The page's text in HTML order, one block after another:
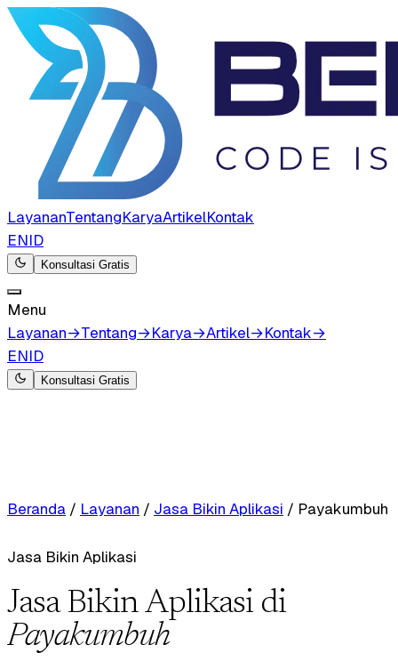
LayananTentangKaryaArtikelKontak
ENID
Konsultasi Gratis
Menu
Layanan→Tentang→Karya→Artikel→Kontak→
ENID
Konsultasi Gratis
Beranda / Layanan / Jasa Bikin Aplikasi / Payakumbuh
Jasa Bikin Aplikasi
Jasa Bikin Aplikasi di
Payakumbuh